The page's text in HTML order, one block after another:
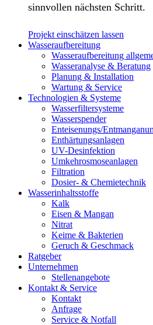
sinnvollen nächsten Schritt.
Projekt einschätzen lassen
Wasseraufbereitung
Wasseraufbereitung
Wasseranalyse & Beratung
Planung & Installation
Wartung & Service
Technologien & Systeme
Wasserfiltersysteme
Wasserspender
Enteisenungs/
Enthärtungsanlagen
UV-Desinfektion
Umkehrosmoseanlagen
Filtration
Dosier- & Chemietechnik
Wasserinhaltsstoffe
Kalk
Eisen & Mangan
Nitrat
Keime & Bakterien
Geruch & Geschmack
Ratgeber
Unternehmen
Stellenangebote
Kontakt & Service
Kontakt
Anfrage
Service & Notfall